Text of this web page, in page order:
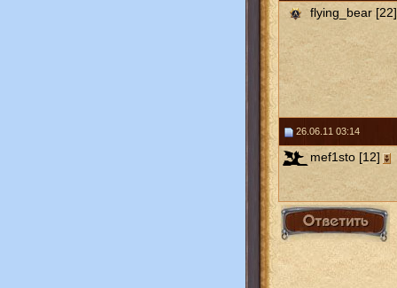
flying_bear [22]
26.06.11 03:14
mef1sto [12]